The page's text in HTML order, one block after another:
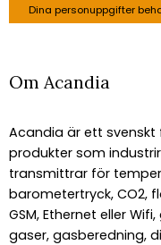
Dina personuppgifter
Om Acandia
Acandia är ett
produkter som
transmittrar för
barometertryck, CO2,
GSM, Ethernet eller
gaser, gasberedning,